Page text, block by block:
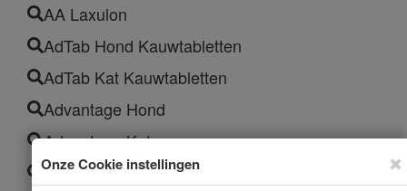
AA Laxulon
AdTab Hond Kauwtabletten
AdTab Kat Kauwtabletten
Advantage Hond
Advantage Kat
Advantix